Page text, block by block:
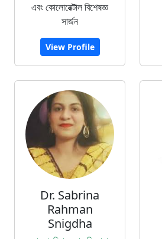
এবং কোলোরেক্টাল বিশেষজ্ঞ
সার্জন
View Profile
Dr. Sabrina
Rahman
Snigdha